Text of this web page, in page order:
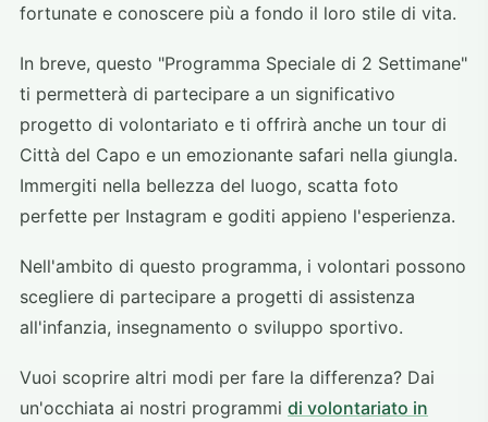
fortunate e conoscere più a fondo il loro stile di vita.
In breve, questo "Programma Speciale di 2 Settimane"
ti permetterà di partecipare a un significativo
progetto di volontariato e ti offrirà anche un tour di
Città del Capo e un emozionante safari nella giungla.
Immergiti nella bellezza del luogo, scatta foto
perfette per Instagram e goditi appieno l'esperienza.
Nell'ambito di questo programma, i volontari possono
scegliere di partecipare a progetti di assistenza
all'infanzia, insegnamento o sviluppo sportivo.
Vuoi scoprire altri modi per fare la differenza? Dai
un'occhiata ai nostri programmi di volontariato in